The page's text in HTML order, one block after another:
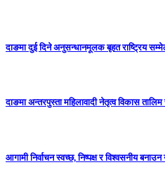
दाङमा दुई दिने अनुसन्धानमूलक बृहत राष्ट्रिय
दाङमा अन्तरपुस्ता महिलावादी नेतृत्व विकास तालिम
आगामी निर्वाचन स्वच्छ, निष्पक्ष र विश्वसनीय